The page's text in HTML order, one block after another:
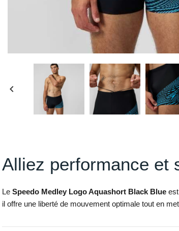
keyboard_arrow_left
Alliez performance et
Le Speedo Medley Logo Aquashort Black Blueest
il offre une liberté de mouvement optimale tout en